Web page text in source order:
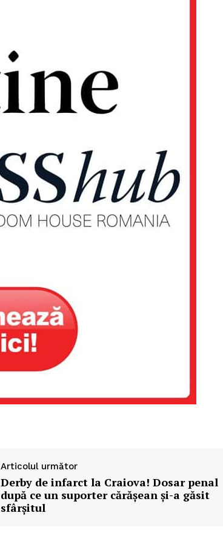
Articolul următor
Derby de infarct la Craiova! Dosar penal
după ce un suporter cărășean și-a găsit
sfârșitul